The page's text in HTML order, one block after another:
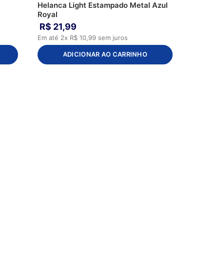
Helanca Light Estampado Metal Azul
Royal
R$ 21,99
Em até 2x R$ 10,99 sem juros
ADICIONAR AO CARRINHO